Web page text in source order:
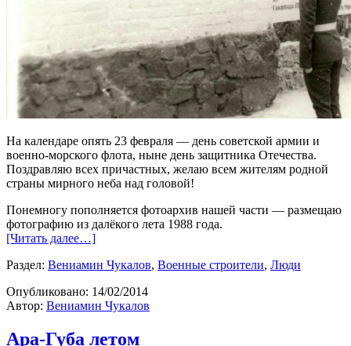
На календаре опять 23 февраля — день советской армии и
военно-морского флота, ныне день защитника Отечества.
Поздравляю всех причастных, желаю всем жителям родной
страны мирного неба над головой!
Понемногу пополняется фотоархив нашей части — размещаю
фотографию из далёкого лета 1988 года.
[Читать далее…]
Раздел: Вениамин Чукалов, Военные строители, Люди
Опубликовано: 14/02/2014
Автор: Вениамин Чукалов
Ара-Губа летом